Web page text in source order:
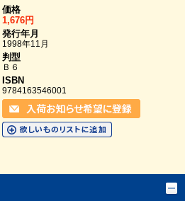
価格
1,676円
発行年月
1998年11月
判型
Ｂ６
ISBN
9784163546001